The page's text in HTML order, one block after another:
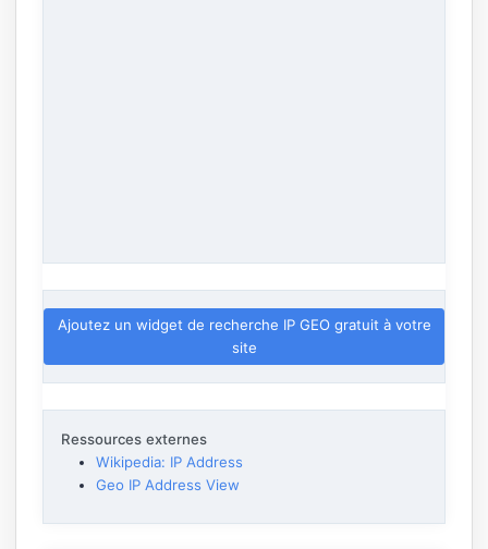
Ajoutez un widget de recherche IP GEO gratuit à votre
site
Ressources externes
Wikipedia: IP Address
Geo IP Address View